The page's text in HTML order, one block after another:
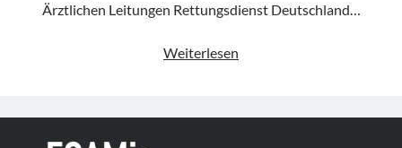
Ärztlichen Leitungen Rettungsdienst Deutschland…
Weiterlesen
Rettungsdienst“